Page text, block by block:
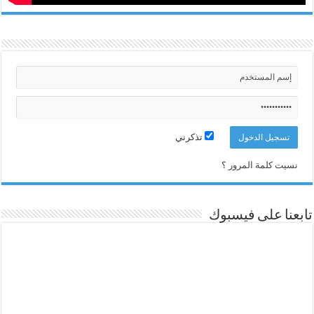
تذكرني
نسيت كلمة المرور ؟
تابعنا على فيسبوك